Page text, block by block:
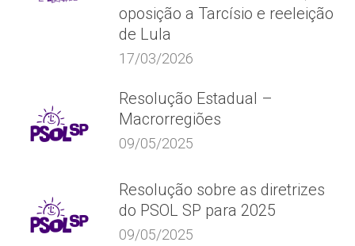
oposição a Tarcísio e reeleição
de Lula
17/03/2026
Resolução Estadual –
Macrorregiões
09/05/2025
Resolução sobre as diretrizes
do PSOL SP para 2025
09/05/2025